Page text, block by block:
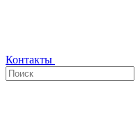
Контакты